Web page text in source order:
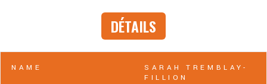
DÉTAILS
NAME
SARAH TREMBLAY-
FILLION